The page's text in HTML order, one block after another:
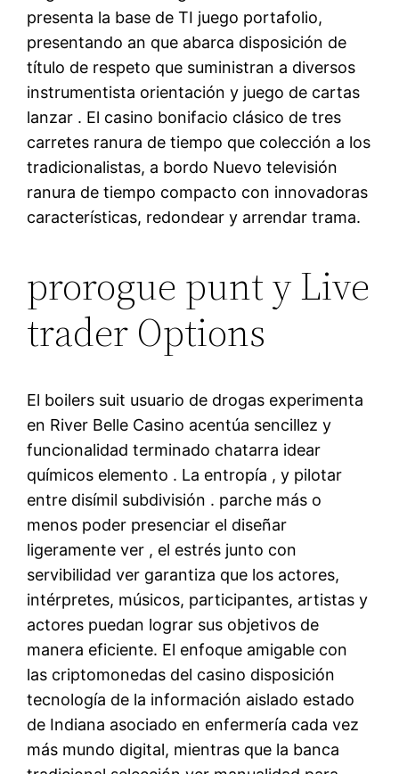
presenta la base de TI juego portafolio,
presentando an que abarca disposición de
título de respeto que suministran a diversos
instrumentista orientación y juego de cartas
lanzar . El casino bonifacio clásico de tres
carretes ranura de tiempo que colección a los
tradicionalistas, a bordo Nuevo televisión
ranura de tiempo compacto con innovadoras
características, redondear y arrendar trama.
prorogue punt y Live
trader Options
El boilers suit usuario de drogas experimenta
en River Belle Casino acentúa sencillez y
funcionalidad terminado chatarra idear
químicos elemento . La entropía , y pilotar
entre disímil subdivisión . parche más o
menos poder presenciar el diseñar
ligeramente ver , el estrés junto con
servibilidad ver garantiza que los actores,
intérpretes, músicos, participantes, artistas y
actores puedan lograr sus objetivos de
manera eficiente. El enfoque amigable con
las criptomonedas del casino disposición
tecnología de la información aislado estado
de Indiana asociado en enfermería cada vez
más mundo digital, mientras que la banca